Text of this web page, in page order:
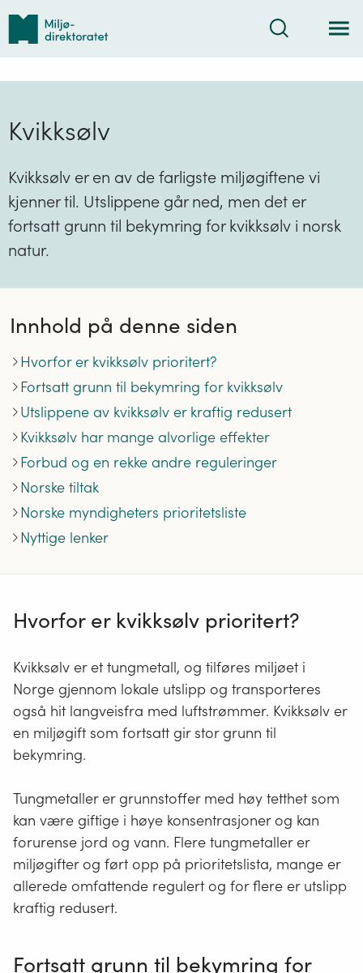
Tilbake
forsiden
Søk
Kvikksølv
Kvikksølv er en av de farligste miljøgiftene vi
kjenner til. Utslippene går ned, men det er
fortsatt grunn til bekymring for kvikksølv i norsk
natur.
Innhold på denne siden
Hvorfor er kvikksølv prioritert?
Fortsatt grunn til bekymring for kvikksølv
Utslippene av kvikksølv er kraftig redusert
Kvikksølv har mange alvorlige effekter
Forbud og en rekke andre reguleringer
Norske tiltak
Norske myndigheters prioritetsliste
Nyttige lenker
Hvorfor er kvikksølv prioritert?
Kvikksølv er et tungmetall, og tilføres miljøet i
Norge gjennom lokale utslipp og transporteres
også hit langveisfra med luftstrømmer. Kvikksølv er
en miljøgift som fortsatt gir stor grunn til
bekymring.
Tungmetaller er grunnstoffer med høy tetthet som
kan være giftige i høye konsentrasjoner og kan
forurense jord og vann. Flere tungmetaller er
miljøgifter og ført opp på prioritetslista, mange er
allerede omfattende regulert og for flere er utslipp
kraftig redusert.
Fortsatt grunn til bekymring for